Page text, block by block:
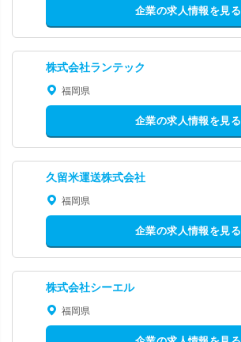
企業の求人情報を見る
株式会社ランテック
福岡県
企業の求人情報を見る
久留米運送株式会社
福岡県
企業の求人情報を見る
株式会社シーエル
福岡県